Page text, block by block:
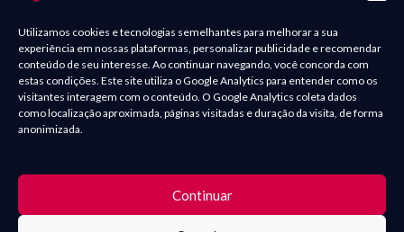
Utilizamos cookies e tecnologias semelhantes para melhorar a sua
experiência em nossas plataformas, personalizar publicidade e recomendar
conteúdo de seu interesse. Ao continuar navegando, você concorda com
estas condições. Este site utiliza o Google Analytics para entender como os
visitantes interagem com o conteúdo. O Google Analytics coleta dados
como localização aproximada, páginas visitadas e duração da visita, de forma
anonimizada.
Continuar
Contato
Política de Comentários
Política de Privacidade
Termos e condições
O conteúdo presente nas postagens, como imagens de filmes,
séries, quadrinhos, mangás e vídeos são marcas registradas e seus